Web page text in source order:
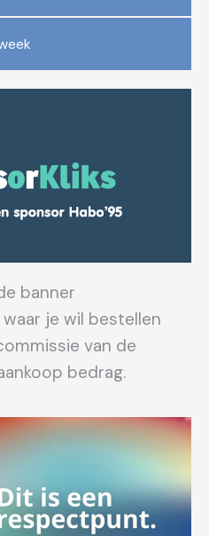
banner
je wil bestellen
van de
bedrag.